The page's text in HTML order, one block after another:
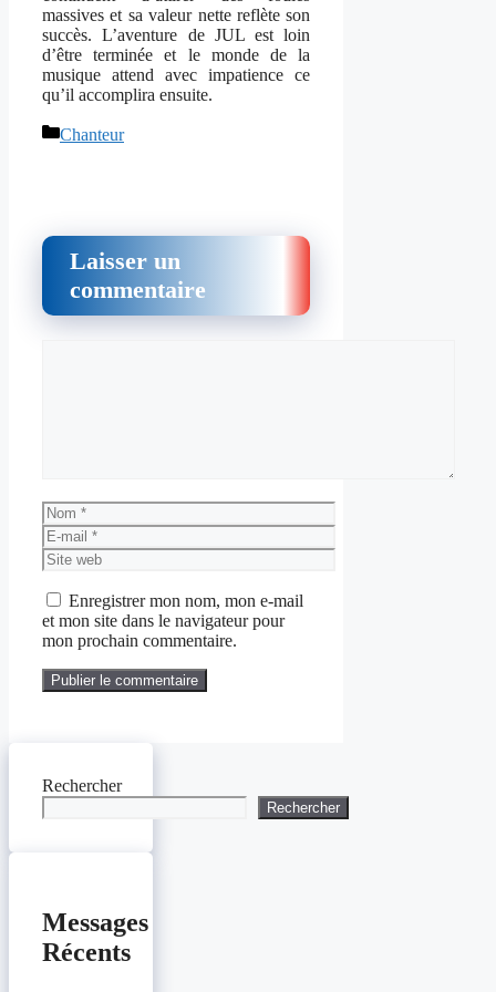
massives et sa valeur nette reflète son
succès. L’aventure de JUL est loin
d’être terminée et le monde de la
musique attend avec impatience ce
qu’il accomplira ensuite.
Catégories
Chanteur
Laisser un
commentaire
Nom
E-
mail
Site
web
Enregistrer mon nom, mon e-mail
et mon site dans le navigateur pour
mon prochain commentaire.
Rechercher
Rechercher
Messages
Récents